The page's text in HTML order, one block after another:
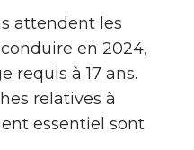
attendent les
en 2024,
requis à 17 ans.
relatives à
essentiel sont